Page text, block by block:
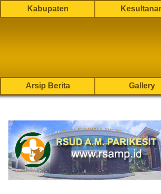
Kabupaten
Arsip Berita Gallery